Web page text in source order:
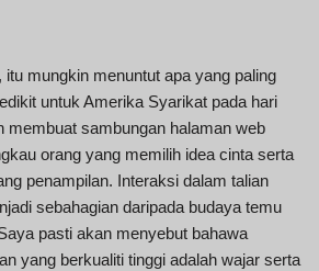
itu mungkin menuntut apa yang paling
untuk Amerika Syarikat pada hari
membuat sambungan halaman web
orang yang memilih idea cinta serta
penampilan. Interaksi dalam talian
sebahagian daripada budaya temu
pasti akan menyebut bahawa
yang berkualiti tinggi adalah wajar serta